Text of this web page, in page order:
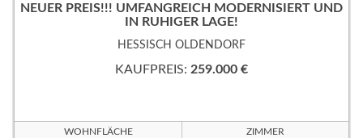
NEUER PREIS!!! UMFANGREICH MODERNISIERT UND
IN RUHIGER LAGE!
HESSISCH OLDENDORF
KAUFPREIS: 259.000 €
WOHNFLÄCHE ZIMMER